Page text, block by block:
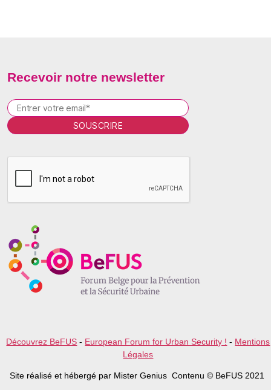
Recevoir notre newsletter
l
e
h
d
p
Découvrez BeFUS - European Forum for Urban Security ! - Mentions
Légales
Site réalisé et hébergé par Mister Genius Contenu © BeFUS 2021